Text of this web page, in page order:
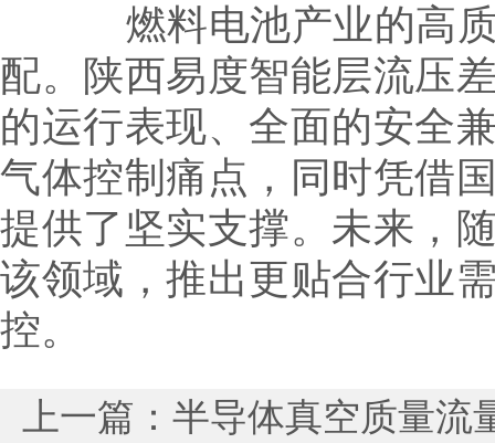
燃料电池产业的高质
配。陕西易度智能层流压
的运行表现、全面的安全
气体控制痛点，同时凭借
提供了坚实支撑。未来，
该领域，推出更贴合行业
控。
上一篇： 半导体真空质量流